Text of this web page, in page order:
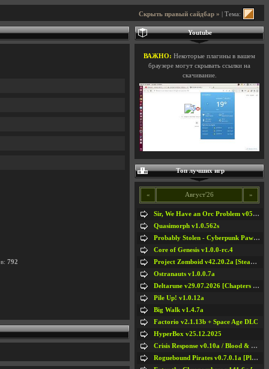
Скрыть правый сайдбар » | Тема:
792
Youtube
ВАЖНО: Некоторые плагины в вашем
браузере могут скрывать ссылки на
скачивание.
Топ лучших игр
« Август'26 »
Sir, We Have an Orc Problem v05.08.2026
Quasimorph v1.0.562s
Probably Stolen - Cyberpunk Pawnshop Simulator v048c [Playtest]
Core of Genesis v1.0.0-rc.4
Project Zomboid v42.20.2a [Steam Early Access]
Ostranauts v1.0.0.7a
Deltarune v29.07.2026 [Chapters 1-5] / + RUS [Chapters 1-5]
Pile Up! v1.0.12a
Big Walk v1.4.7a
Factorio v2.1.13b + Space Age DLC
HyperBox v25.12.2025
Crisis Response v0.10a / Blood & Bullet
Roguebound Pirates v0.7.0.1a [Playtest]